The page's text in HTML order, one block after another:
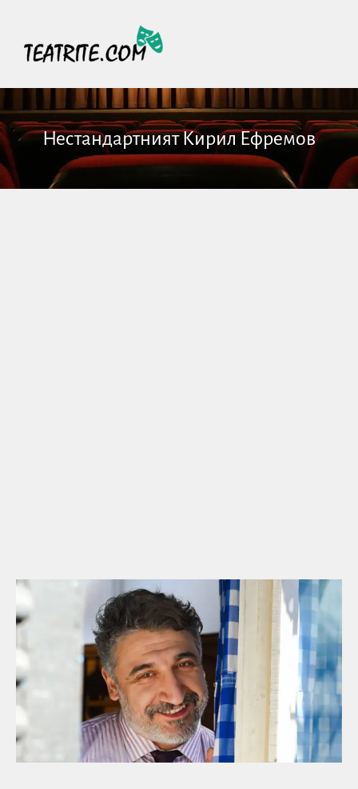
Нестандартният Кирил Ефремов